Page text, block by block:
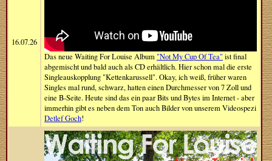
16.07.26
Das neue Waiting For Louise Album "Not My Cup Of Tea" ist final
abgemischt und bald auch als CD erhältlich. Hier schon mal die erste
Singleauskopplung "Kettenkarussell". Okay, ich weiß, früher waren
Singles mal rund, schwarz, hatten einen Durchmesser von 7 Zoll und
eine B-Seite. Heute sind das ein paar Bits und Bytes im Internet - aber
immerhin gibt es neben dem Ton auch Bilder von unserem Videospezi
Detlef Goch!